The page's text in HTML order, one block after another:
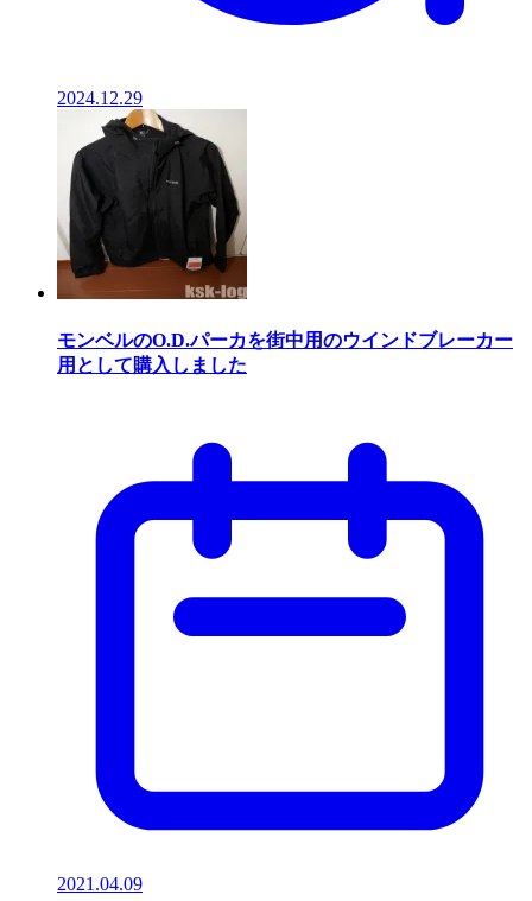
2024.12.29
モンベルのO.D.パーカを街中用のウインドブレーカー
用として購入しました
2021.04.09